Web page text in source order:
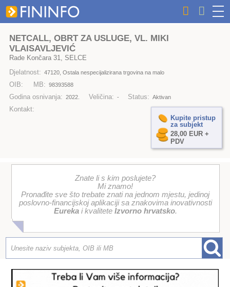
NETCALL, OBRT ZA USLUGE, VL. MIKI
VLAISAVLJEVIĆ
Rade Končara 31, SELCE
Djelatnost: 47120, Ostala nespecijalizirana trgovina na malo
OIB: MB: 98393588
Godina osnivanja: 2022. Veličina: - Status: Aktivan
Kontakt:
Kupite pristup
za subjekt
28,00 EUR +
PDV
Znate li s kim poslujete?
Mi znamo!
Pronađite sve što trebate znati na jednom mjestu, jedinoj
poslovno-financijskoj aplikaciji sa znakovima inovativnosti
Eurekai kvalitete Izvorno hrvatsko.